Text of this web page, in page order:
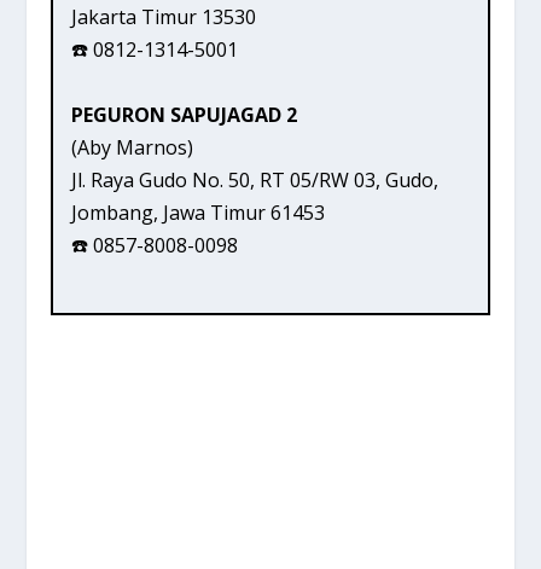
Jakarta Timur 13530
☎️ 0812-1314-5001
PEGURON SAPUJAGAD 2
(Aby Marnos)
Jl. Raya Gudo No. 50, RT 05/RW 03, Gudo,
Jombang, Jawa Timur 61453
☎️ 0857-8008-0098